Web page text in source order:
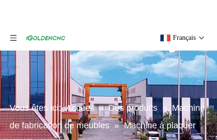
Français
Vous êtes ici: Accueil » Des produits » Machine
de fabrication de meubles » Machine à plaquer